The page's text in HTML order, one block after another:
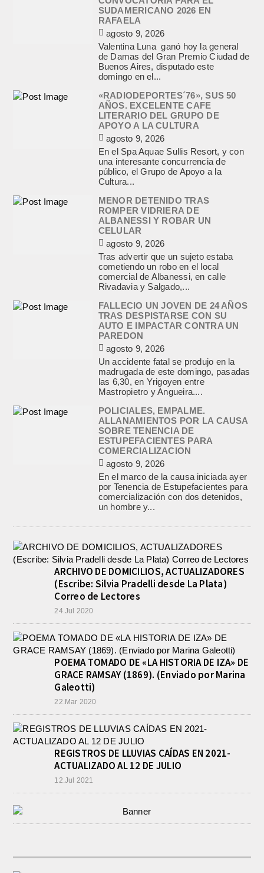
SUDAMERICANO 2026 EN
RAFAELA
agosto 9, 2026
Valentina Luna ganó hoy la general
de Damas del Gran Premio Ciudad de
Buenos Aires, disputado este
domingo en el...
«RADIODEPORTES´76», SUS 50
AÑOS. EXCELENTE CAFE
LITERARIO DEL GRUPO DE
APOYO A LA CULTURA
agosto 9, 2026
En el Spa Aquae Sullis Resort, y con
una interesante concurrencia de
público, el Grupo de Apoyo a la
Cultura...
MENOR DETENIDO TRAS
ROMPER VIDRIERA DE
ALBANESSI Y ROBAR UN
CELULAR
agosto 9, 2026
Tras advertir que un sujeto estaba
cometiendo un robo en el local
comercial de Albanessi, en calle
Rivadavia y Salgado,...
FALLECIO UN JOVEN DE 24 AÑOS
TRAS DESPISTARSE CON SU
AUTO E IMPACTAR CONTRA UN
PAREDON
agosto 9, 2026
Un accidente fatal se produjo en la
madrugada de este domingo, pasadas
las 6,30, en Yrigoyen entre
Mastropietro y Angueira....
POLICIALES, EMPALME.
ALLANAMIENTOS POR LA CAUSA
SOBRE TENENCIA DE
ESTUPEFACIENTES PARA
COMERCIALIZACION
agosto 9, 2026
En el marco de la causa iniciada ayer
por Tenencia de Estupefacientes para
comercialización con dos detenidos,
un hombre y...
ARCHIVO DE DOMICILIOS, ACTUALIZADORES
(Escribe: Silvia Pradelli desde La Plata)
Correo de Lectores
24.Jul 2020
POEMA TOMADO DE «LA HISTORIA DE IZA» DE
GRACE RAMSAY (1869). (Enviado por Marina
Galeotti)
22.Mar 2020
REGISTROS DE LLUVIAS CAÍDAS EN 2021-
ACTUALIZADO AL 12 DE JULIO
12.Jul 2021